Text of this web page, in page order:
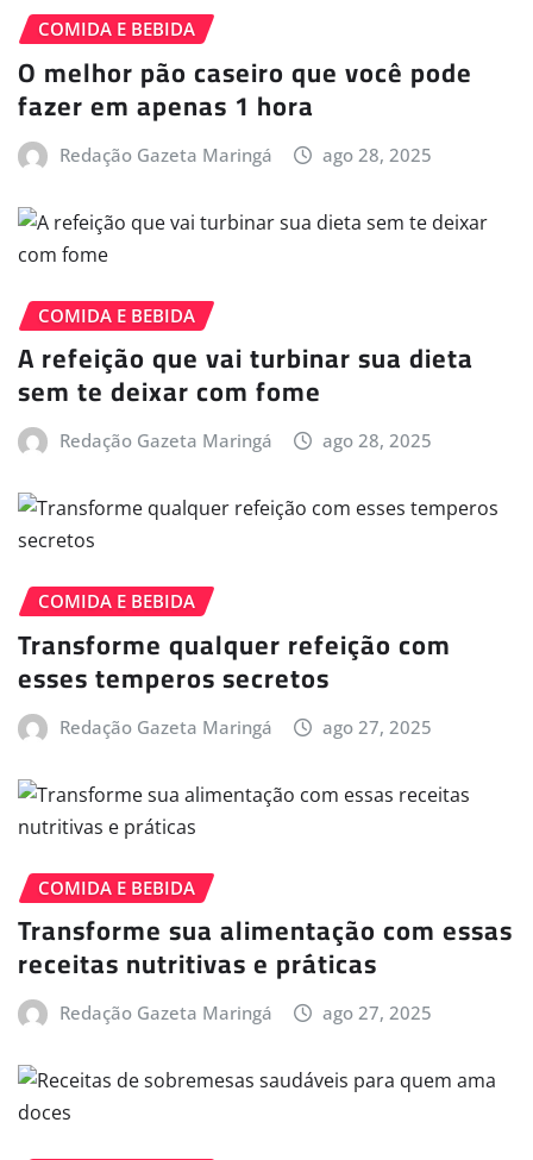
COMIDA E BEBIDA
O melhor pão caseiro que você pode
fazer em apenas 1 hora
Redação Gazeta Maringá ago 28, 2025
COMIDA E BEBIDA
A refeição que vai turbinar sua dieta
sem te deixar com fome
Redação Gazeta Maringá ago 28, 2025
COMIDA E BEBIDA
Transforme qualquer refeição com
esses temperos secretos
Redação Gazeta Maringá ago 27, 2025
COMIDA E BEBIDA
Transforme sua alimentação com essas
receitas nutritivas e práticas
Redação Gazeta Maringá ago 27, 2025